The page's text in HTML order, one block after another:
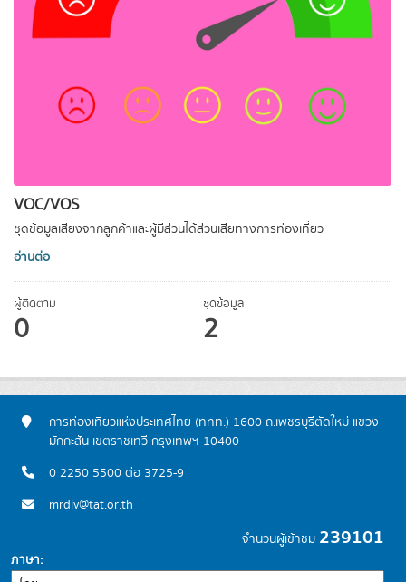
VOC/VOS
ชุดข้อมูลเสียงจากลูกค้าและผู้มีส่วนได้ส่วนเสียทางการท่องเที่ยว
อ่านต่อ
ผู้ติดตาม
0
ชุดข้อมูล
2
การท่องเที่ยวแห่งประเทศไทย (ททท.) 1600 ถ.เพชรบุรีตัดใหม่ แขวง
มักกะสัน เขตราชเทวี กรุงเทพฯ 10400
0 2250 5500 ต่อ 3725-9
mrdiv@tat.or.th
จำนวนผู้เข้าชม 239101
ภาษา